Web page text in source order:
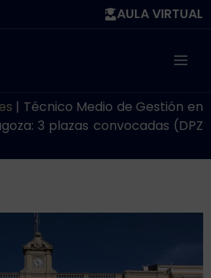
AULA VIRTUAL
| Técnico Medio de Gestión en
3 plazas convocadas (DPZ